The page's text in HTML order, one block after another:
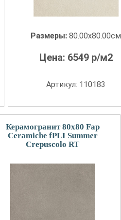
Размеры:80.00x80.00см
Цена: 6549р/м2
Артикул: 110183
Керамогранит 80x80 Fap
Ceramiche fPLI Summer
Crepuscolo RT